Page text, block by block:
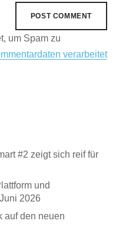
um Spam zu
verarbeitet
#2 zeigt sich reif für
und
2026
auf den neuen